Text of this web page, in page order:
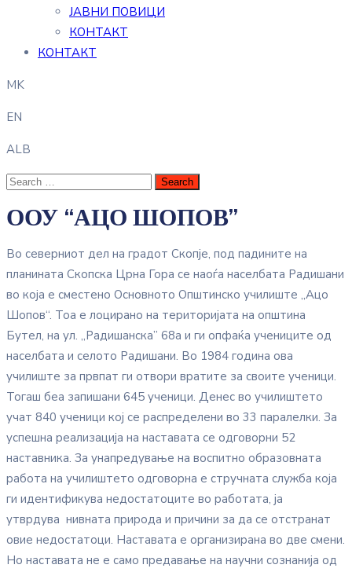
ЈАВНИ ПОВИЦИ
КОНТАКТ
КОНТАКТ
MK
EN
ALB
ООУ “АЦО ШОПОВ”
Во северниот дел на градот Скопје, под падините на
планината Скопска Црна Гора се наоѓа населбата Радишани
во која е сместено Основното Општинско училиште „Ацо
Шопов“. Toa е лоцирано на територијата на општина
Бутел, на ул. „Радишанска” 68а и ги опфаќа учениците од
населбата и селото Радишани. Во 1984 година ова
училиште за првпат ги отвори вратите за своите ученици.
Тогаш беа запишани 645 ученици. Денес во училиштето
учат 840 ученици кој се распределени во 33 паралелки. За
успешна реализација на наставата се одговорни 52
наставника. За унапредување на воспитно образовната
работа на училиштето одговорна е стручната служба која
ги идентификува недостатоците во работата, ја
утврдува нивната природа и причини за да се отстранат
овие недостатоци. Наставата е организирана во две смени.
Но наставата не е само предавање на научни сознанија од